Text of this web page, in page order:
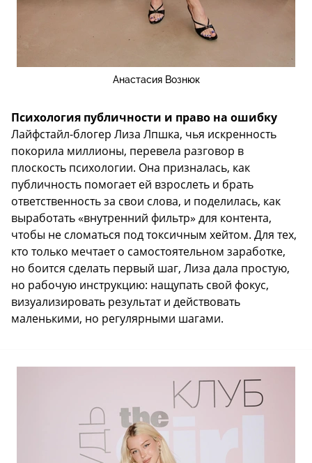
Анастасия Вознюк
Психология публичности и право на ошибку
Лайфстайл-блогер Лиза Лпшка, чья искренность
покорила миллионы, перевела разговор в
плоскость психологии. Она призналась, как
публичность помогает ей взрослеть и брать
ответственность за свои слова, и поделилась, как
выработать «внутренний фильтр» для контента,
чтобы не сломаться под токсичным хейтом. Для тех,
кто только мечтает о самостоятельном заработке,
но боится сделать первый шаг, Лиза дала простую,
но рабочую инструкцию: нащупать свой фокус,
визуализировать результат и действовать
маленькими, но регулярными шагами.